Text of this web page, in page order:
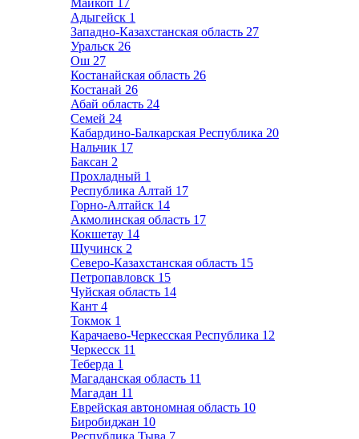
Майкоп 17
Адыгейск 1
Западно-Казахстанская область 27
Уральск 26
Ош 27
Костанайская область 26
Костанай 26
Абай область 24
Семей 24
Кабардино-Балкарская Республика 20
Нальчик 17
Баксан 2
Прохладный 1
Республика Алтай 17
Горно-Алтайск 14
Акмолинская область 17
Кокшетау 14
Щучинск 2
Северо-Казахстанская область 15
Петропавловск 15
Чуйская область 14
Кант 4
Токмок 1
Карачаево-Черкесская Республика 12
Черкесск 11
Теберда 1
Магаданская область 11
Магадан 11
Еврейская автономная область 10
Биробиджан 10
Республика Тыва 7